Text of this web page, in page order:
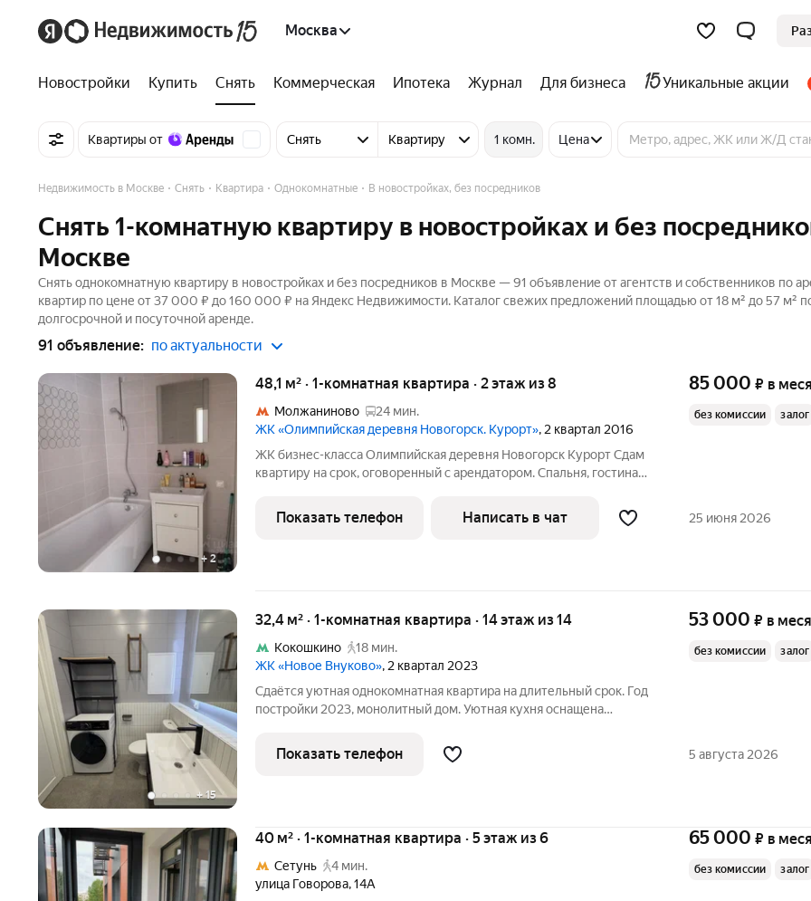
Москва
Новостройки Купить Снять Коммерческая Ипотека Журнал Для бизнеса Уникальные акции
Квартиры от Снять Квартиру 1 комн. Цена
Недвижимость в Москве Снять Квартира Однокомнатные В новостройках, без посредников
Снять 1-комнатную квартиру в новостройках и без
Москве
Снять однокомнатную квартиру в новостройках и без посредников в Москве — 91 объявление от агентств и собственников по
квартир по цене от 37 000 ₽ до 160 000 ₽ на Яндекс Недвижимости. Каталог свежих предложений площадью от 18 м² до 57 м²
долгосрочной и посуточной аренде.
91 объявление: по актуальности
+ 2
48,1 м² · 1-комнатная квартира · 2 этаж из 8
Молжаниново
24 мин.
ЖК «Олимпийская деревня Новогорск. Курорт», 2 квартал 2016
ЖК бизнес-класса Олимпийская деревня Новогорск Курорт Cдам
квартиру на срок, оговоренный с арендатором. Спальня, гостиная-
санузел совмещённый. Кухонный гарнитур с бытовой техникой,
посудомоечная
85 000 ₽ в
без комиссии залог
Показать телефон Написать в чат 25 июня 2026
+15
32,4 м² · 1-комнатная квартира · 14 этаж из 14
Кокошкино
18 мин.
ЖК «Новое Внуково», 2 квартал 2023
Сдаётся уютная однокомнатная квартира на длительный срок. Год
постройки 2023, монолитный дом. Уютная кухня оснащена
и посудомоечная машина. В квартире выполнен свежий ремонт. В
спальне
53 000 ₽ в
без комиссии залог
Показать телефон 5 августа 2026
40 м² · 1-комнатная квартира · 5 этаж из 6
Сетунь
4 мин.
улица Говорова,14А
65 000 ₽ в
без комиссии залог